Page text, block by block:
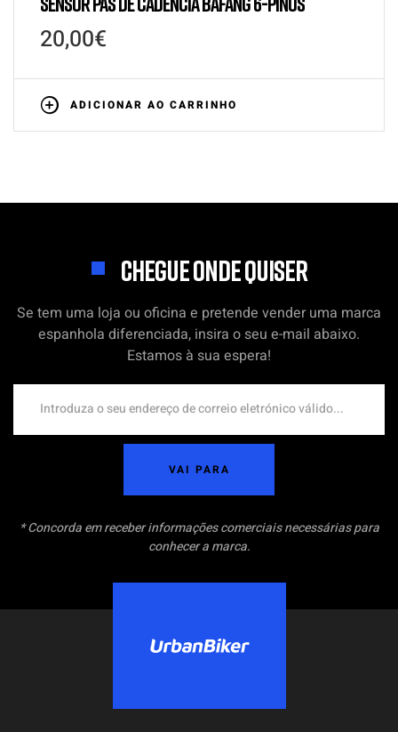
20,00€
ADICIONAR AO CARRINHO
CHEGUE ONDE QUISER
Se tem uma loja ou oficina e pretende vender uma marca
espanhola diferenciada, insira o seu e-mail abaixo.
Estamos à sua espera!
VAI PARA
* Concorda em receber informações comerciais necessárias para
conhecer a marca.